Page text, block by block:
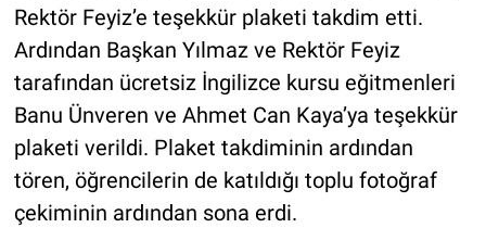
Rektör Feyiz’e teşekkür plaketi takdim etti.
Ardından Başkan Yılmaz ve Rektör Feyiz
tarafından ücretsiz İngilizce kursu eğitmenleri
Banu Ünveren ve Ahmet Can Kaya’ya teşekkür
plaketi verildi. Plaket takdiminin ardından
tören, öğrencilerin de katıldığı toplu fotoğraf
çekiminin ardından sona erdi.